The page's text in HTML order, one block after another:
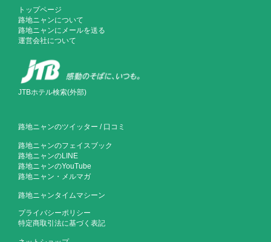
トップページ
路地ニャンについて
路地ニャンにメールを送る
運営会社について
JTBホテル検索(外部)
路地ニャンのツイッター / 口コミ
路地ニャンのフェイスブック
路地ニャンのLINE
路地ニャンのYouTube
路地ニャン・メルマガ
路地ニャンタイムマシーン
プライバシーポリシー
特定商取引法に基づく表記